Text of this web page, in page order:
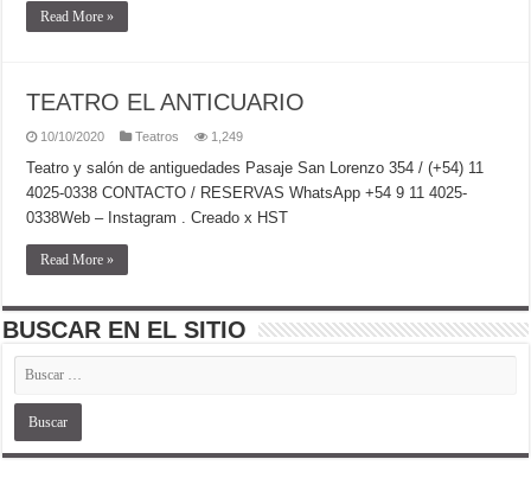
Read More »
TEATRO EL ANTICUARIO
10/10/2020 Teatros 1,249
Teatro y salón de antiguedades Pasaje San Lorenzo 354 / (+54) 11
4025-0338 CONTACTO / RESERVAS WhatsApp +54 9 11 4025-
0338Web – Instagram . Creado x HST
Read More »
BUSCAR EN EL SITIO